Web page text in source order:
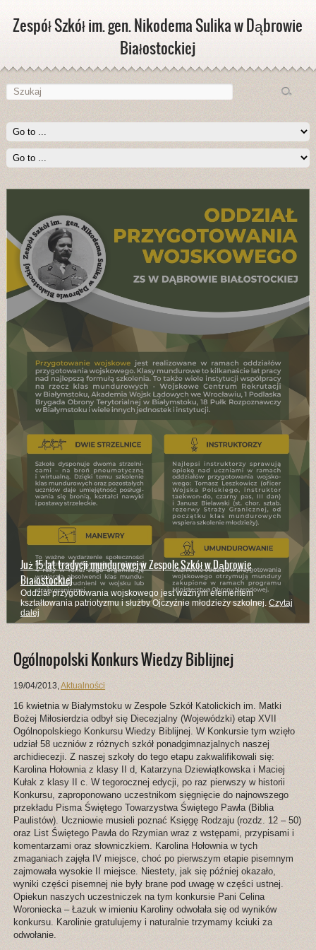
Zespół Szkół im. gen. Nikodema Sulika w Dąbrowie
Białostockiej
Już 15 lat tradycji mundurowej w Zespole Szkół w Dąbrowie
Białostockiej
Oddział przygotowania wojskowego jest ważnym elementem
kształtowania patriotyzmu i służby Ojczyźnie młodzieży szkolnej. Czytaj
dalej
Ogólnopolski Konkurs Wiedzy Biblijnej
19/04/2013,Aktualności
16 kwietnia w Białymstoku w Zespole Szkół Katolickich im. Matki
Bożej Miłosierdzia odbył się Diecezjalny (Wojewódzki) etap XVII
Ogólnopolskiego Konkursu Wiedzy Biblijnej. W Konkursie tym wzięło
udział 58 uczniów z różnych szkół ponadgimnazjalnych naszej
archidiecezji. Z naszej szkoły do tego etapu zakwalifikowali się:
Karolina Hołownia z klasy II d, Katarzyna Dziewiątkowska i Maciej
Kułak z klasy II c. W tegorocznej edycji, po raz pierwszy w historii
Konkursu, zaproponowano uczestnikom sięgnięcie do najnowszego
przekładu Pisma Świętego Towarzystwa Świętego Pawła (Biblia
Paulistów). Uczniowie musieli poznać Księgę Rodzaju (rozdz. 12 – 50)
oraz List Świętego Pawła do Rzymian wraz z wstępami, przypisami i
komentarzami oraz słowniczkiem. Karolina Hołownia w tych
zmaganiach zajęła IV miejsce, choć po pierwszym etapie pisemnym
zajmowała wysokie II miejsce. Niestety, jak się później okazało,
wyniki części pisemnej nie były brane pod uwagę w części ustnej.
Opiekun naszych uczestniczek na tym konkursie Pani Celina
Woroniecka – Łazuk w imieniu Karoliny odwołała się od wyników
konkursu. Karolinie gratulujemy i naturalnie trzymamy kciuki za
odwołanie.